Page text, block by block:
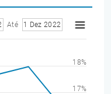
Até 1 Dez 2022
17%
18%